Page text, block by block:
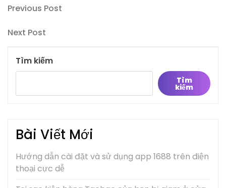
Điều
hướng
bài
viết
Previous
Previous Post
Next
Next Post
Tìm kiếm
Tìm
kiếm
Bài Viết Mới
Hướng dẫn cài đặt và sử dụng app 1688 trên điện
thoại cực dễ